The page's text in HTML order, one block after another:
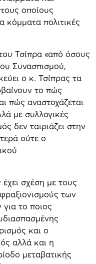
οποίους
κόμματα πολιτικές
Τσίπρα «από όσους
Συνασπισμού,
ο κ. Τσίπρας τα
το πώς
πώς αναστοχάζεται
με συλλογικές
δεν ταιριάζει στην
ούτε ο
σχέση με τους
των
το ποιος
και ο
αλλά και η
μεταβατικής